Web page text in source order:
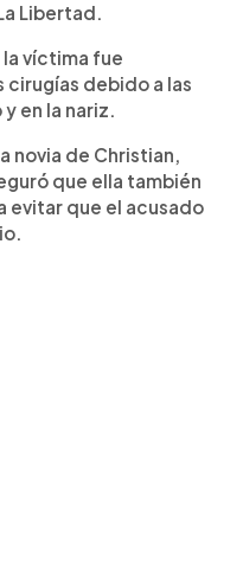
Libertad.
víctima fue
debido a las
en la nariz.
novia de Christian,
que ella también
evitar que el acusado